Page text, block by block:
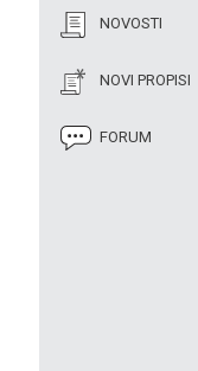
NOVOSTI
NOVI PROPISI
FORUM